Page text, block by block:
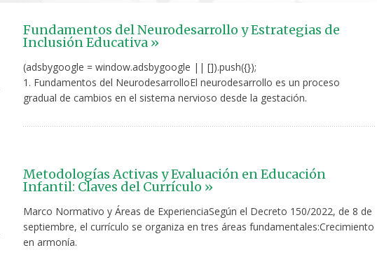
Fundamentos del Neurodesarrollo y Estrategias de
Inclusión Educativa »
(adsbygoogle = window.adsbygoogle || []).push({});
1. Fundamentos del NeurodesarrolloEl neurodesarrollo es un proceso
gradual de cambios en el sistema nervioso desde la gestación.
Metodologías Activas y Evaluación en Educación
Infantil: Claves del Currículo »
Marco Normativo y Áreas de ExperienciaSegún el Decreto 150/2022, de 8 de
septiembre, el currículo se organiza en tres áreas fundamentales:Crecimiento
en armonía.